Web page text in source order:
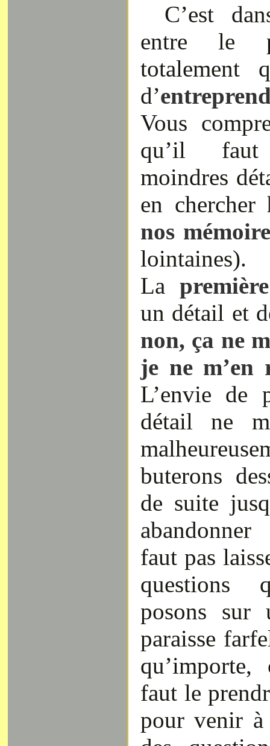
C’est
entre le
totalement
d’
Vous
qu’il
moindres
en chercher
nos
lointaines).
La
un détail et
non, ça ne
je ne m’en
L’envie de
détail ne
buterons
de suite
faut pas
questions
posons sur
paraisse
faut le
pour venir à